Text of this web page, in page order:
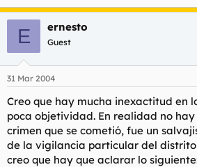
seguramente fueron ellos
E ernesto
Guest
31 Mar 2004
Creo que hay mucha inexactitud en
poca objetividad. En realidad no
crimen que se cometió, fue un
de la vigilancia particular del
creo que hay que aclarar lo